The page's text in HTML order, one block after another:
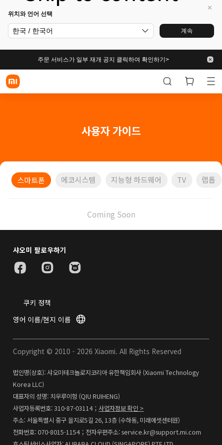
위치와 언어 선택
한국 / 한국어 계속
주문 서비스가 일부 재개 공지 클릭하여 확인하기>
사용자 가이드
스마트폰 에코시스템 지능형 하드웨어 TV 랩톱
Coming Soon
샤오미 팔로우하기
Copyright © 2010 - 2026 Xiaomi. All Rights Reserved
쿠키 정책
영어 이름/현지 이름
법인명(상호): 샤오미테크놀로지코리아 유한책임회사 (Xiaomi Technology
Korea LLC)
대표자의 성명: 치우루이헝 (QIU RUIHENG)
사업자등록번호: 310-87-03114；사업자정보 확인 >
주소: 서울특별시 중구 을지로5길 26, 13층 (수하동, 미래에셋센터원)
전화번호: 070-8015-1154；전자우편주소: service.kr@support.mi.com